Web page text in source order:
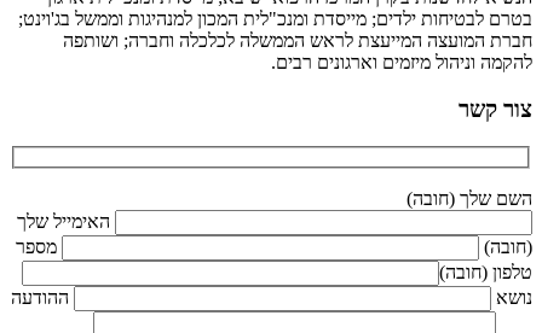
בטרם לבטיחות ילדים; מייסדת ומנכ"לית המכון למנהיגות וממשל בג'וינט;
חברת המועצה המייעצת לראש הממשלה לכלכלה וחברה; ושותפה
להקמה וניהול מיזמים וארגונים רבים.
צור קשר
השם שלך (חובה)
האימייל שלך
(חובה)
מספר
טלפון (חובה)
נושא
ההודעה